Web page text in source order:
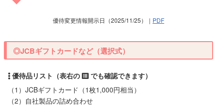
優待変更情報開示日（2025/11/25）｜ PDF
◎JCBギフトカードなど（選択式）
（1）JCBギフトカード（1枚1,000円相当）
（2）自社製品の詰め合わせ